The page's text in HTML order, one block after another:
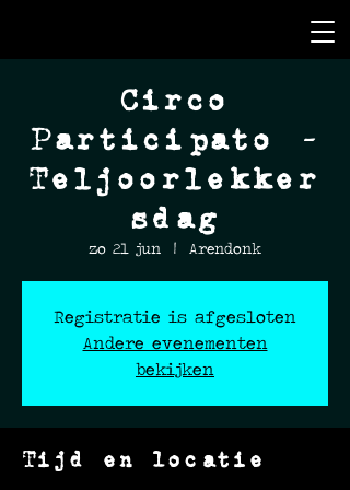
Circo
Participato -
Teljoorlekker
sdag
zo 21 jun
  |
Arendonk
Registratie is afgesloten
Andere evenementen
bekijken
Tijd en locatie